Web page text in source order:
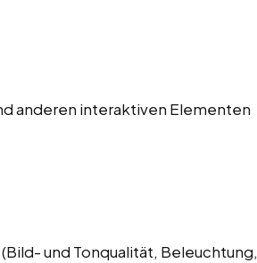
anderen interaktiven Elementen
und Tonqualität, Beleuchtung,